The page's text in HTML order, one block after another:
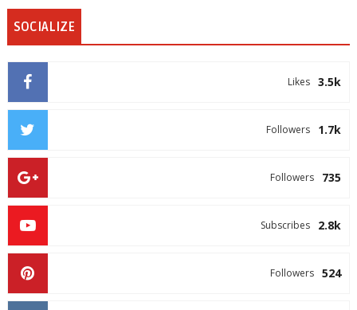
SOCIALIZE
3.5k
Likes
1.7k
Followers
735
Followers
2.8k
Subscribes
524
Followers